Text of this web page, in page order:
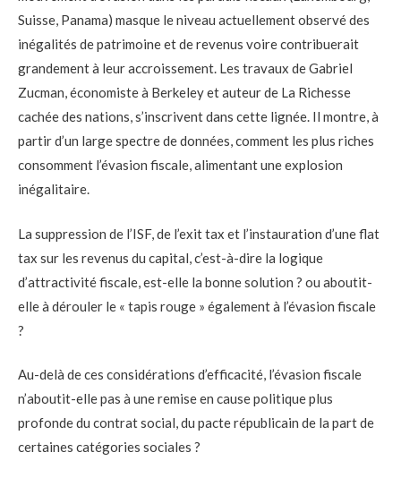
Suisse, Panama) masque le niveau actuellement observé des
inégalités de patrimoine et de revenus voire contribuerait
grandement à leur accroissement. Les travaux de Gabriel
Zucman, économiste à Berkeley et auteur de La Richesse
cachée des nations, s’inscrivent dans cette lignée. Il montre, à
partir d’un large spectre de données, comment les plus riches
consomment l’évasion fiscale, alimentant une explosion
inégalitaire.
La suppression de l’ISF, de l’exit tax et l’instauration d’une flat
tax sur les revenus du capital, c’est-à-dire la logique
d’attractivité fiscale, est-elle la bonne solution ? ou aboutit-
elle à dérouler le « tapis rouge » également à l’évasion fiscale
?
Au-delà de ces considérations d’efficacité, l’évasion fiscale
n’aboutit-elle pas à une remise en cause politique plus
profonde du contrat social, du pacte républicain de la part de
certaines catégories sociales ?